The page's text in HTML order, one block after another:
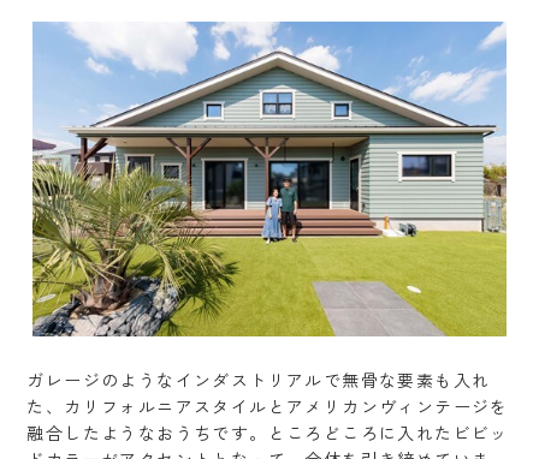
ガレージのようなインダストリアルで無骨な要素も入れ
た、カリフォルニアスタイルとアメリカンヴィンテージを
融合したようなおうちです。ところどころに入れたビビッ